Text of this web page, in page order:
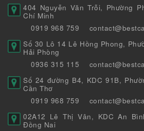
404 Nguyễn Văn Trỗi, Phường
Chí Minh
0919 968 759
Số 30 Lô 14 Lê Hồng Phong,
Hải Phòng
0936 315 115
Số 24 đường B4, KDC 91B,
Cần Thơ
0919 968 759
02A12 Lê Thị Vân, KDC An
Đồng Nai